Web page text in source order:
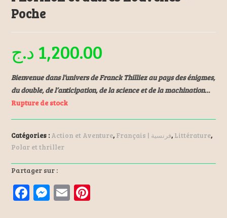
Poche
1,200.00 د.ج
Bienvenue dans l’univers de Franck Thilliez au pays des énigmes,
du double, de l’anticipation, de la science et de la machination…
Rupture de stock
Catégories : Action et Aventure, Français | فرنسية, Littérature,
Polar et thriller
Partager sur :
F M E